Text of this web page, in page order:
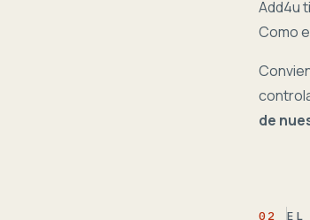
Add4u
Como
de
02 EL